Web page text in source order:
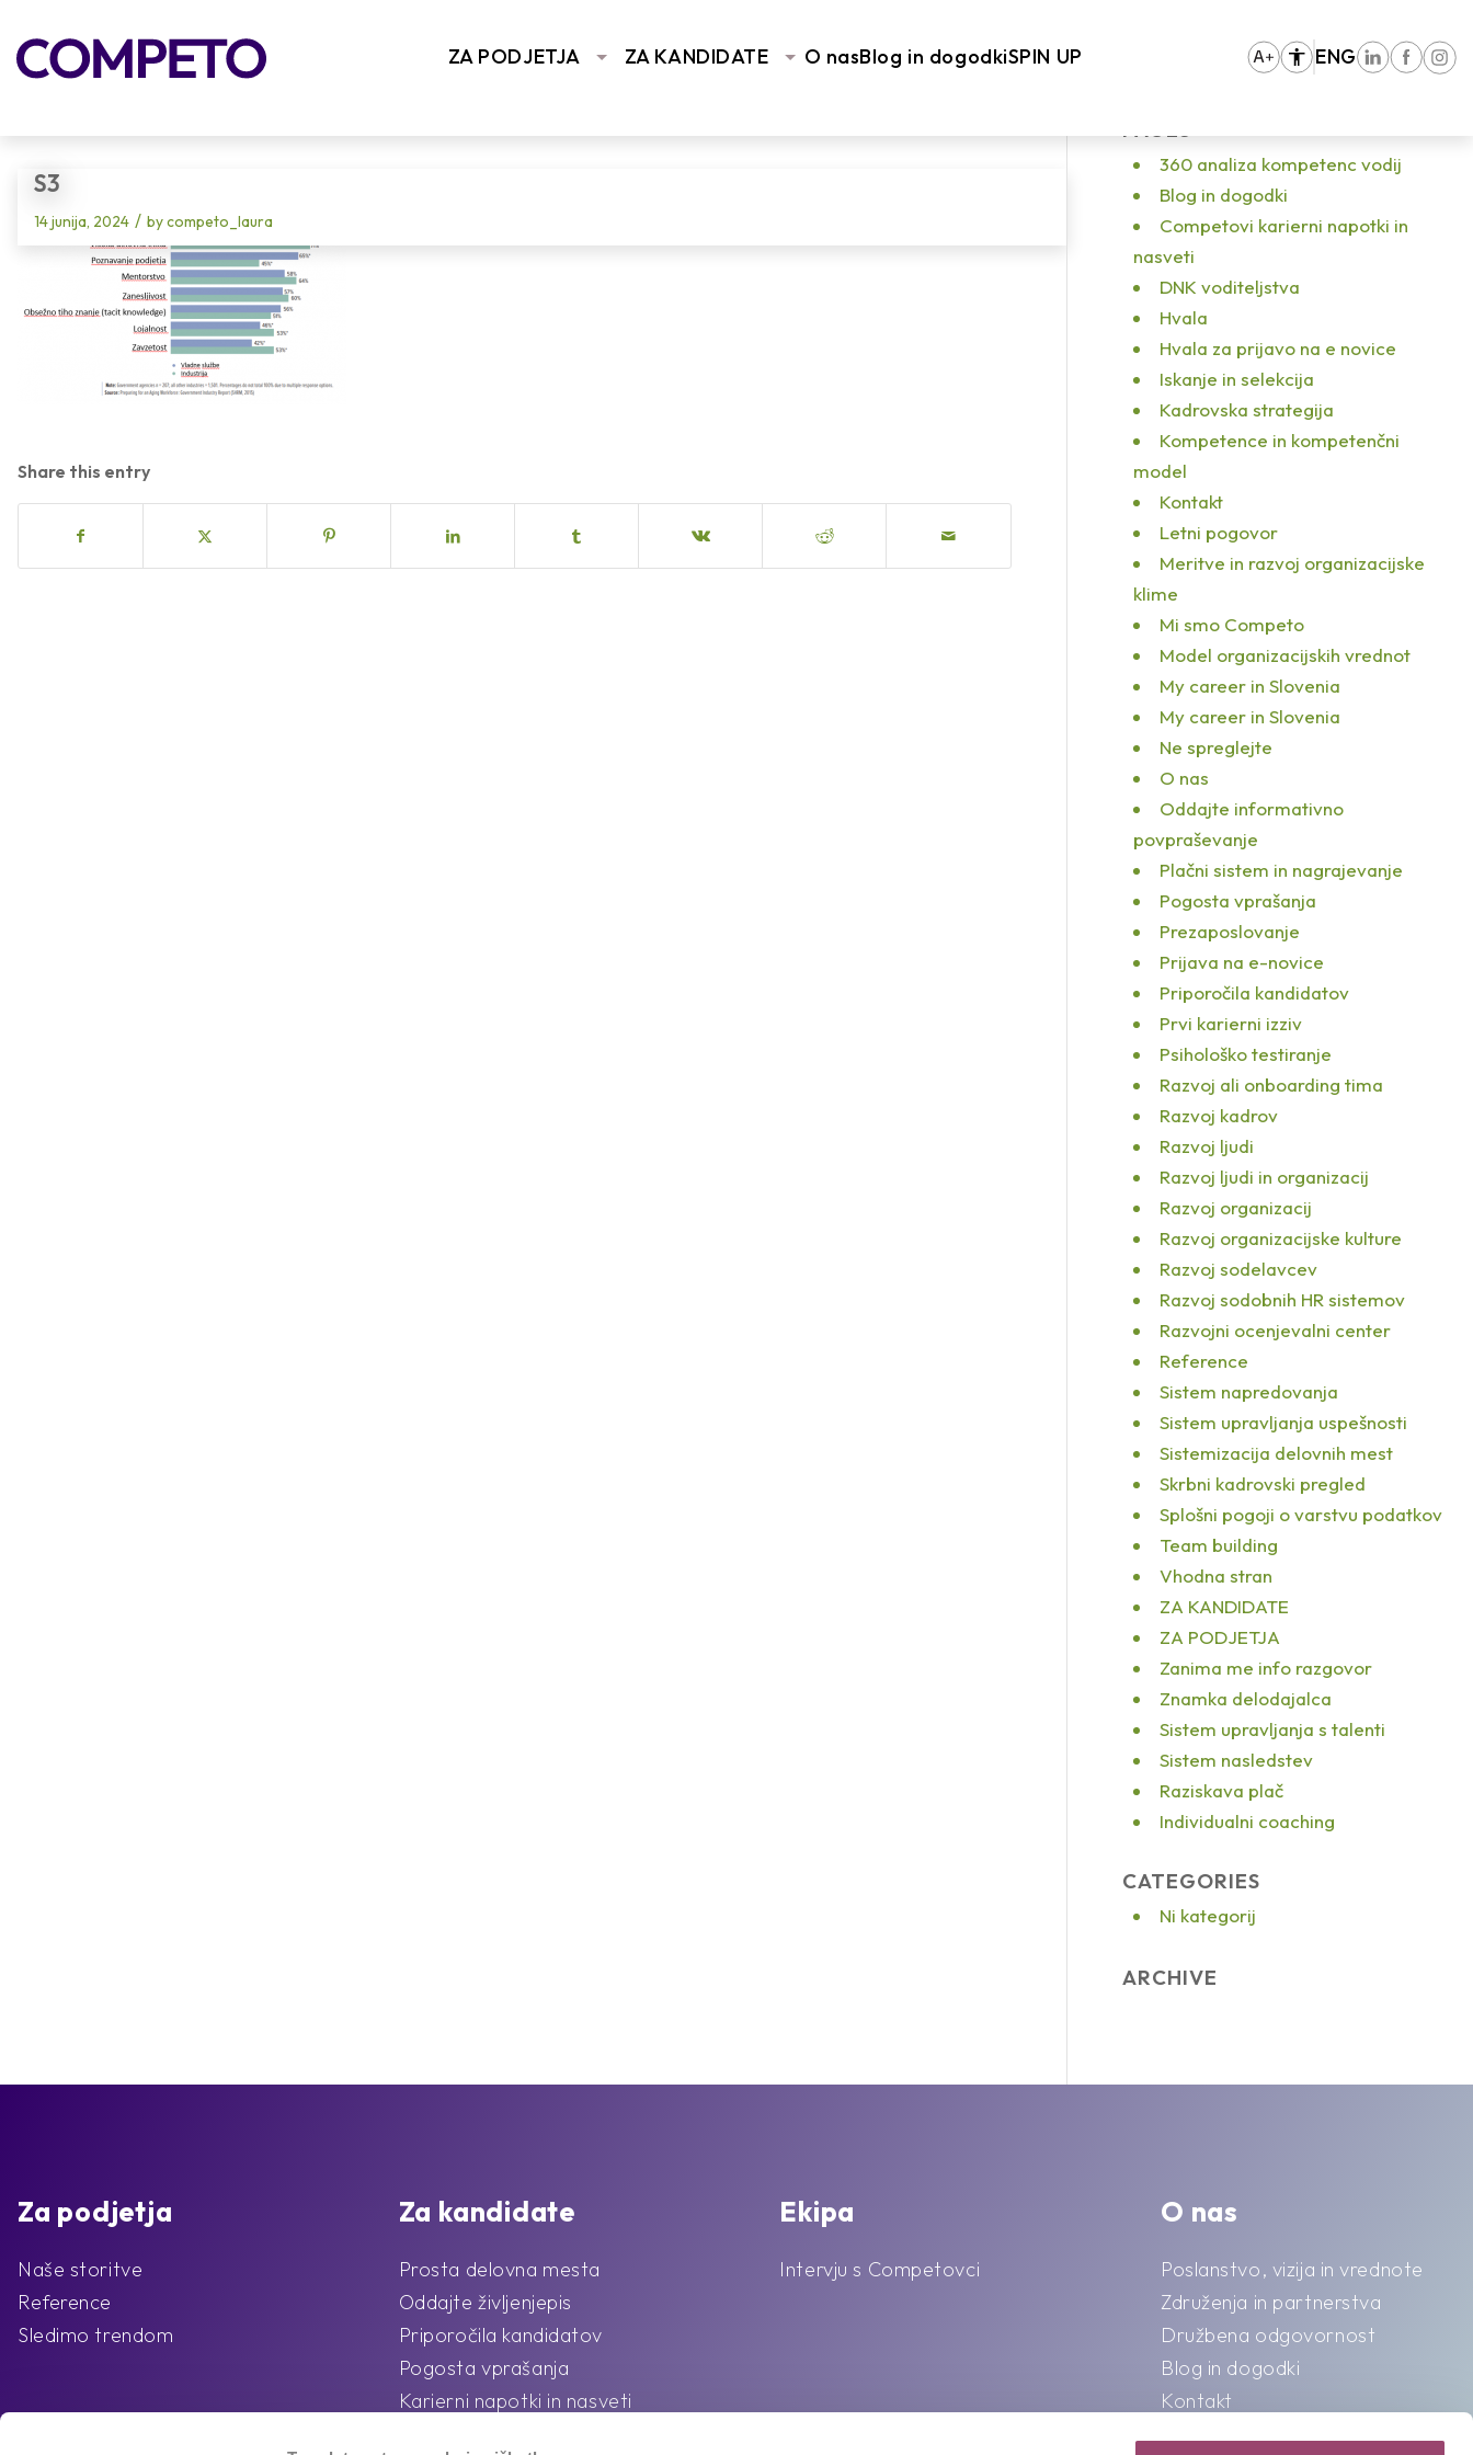
ZA PODJETJA ZA KANDIDATE O nasBlog in dogodkiSPIN UP ENG
S3
14 junija, 2024 / bycompeto_laura
Share this entry
PAGES
360 analiza kompetenc vodij
Blog in dogodki
Competovi karierni napotki in
nasveti
DNK voditeljstva
Hvala
Hvala za prijavo na e novice
Iskanje in selekcija
Kadrovska strategija
Kompetence in kompetenčni
model
Kontakt
Letni pogovor
Meritve in razvoj organizacijske
klime
Mi smo Competo
Model organizacijskih vrednot
My career in Slovenia
My career in Slovenia
Ne spreglejte
O nas
Oddajte informativno
povpraševanje
Plačni sistem in nagrajevanje
Pogosta vprašanja
Prezaposlovanje
Prijava na e-novice
Priporočila kandidatov
Prvi karierni izziv
Psihološko testiranje
Razvoj ali onboarding tima
Razvoj kadrov
Razvoj ljudi
Razvoj ljudi in organizacij
Razvoj organizacij
Razvoj organizacijske kulture
Razvoj sodelavcev
Razvoj sodobnih HR sistemov
Razvojni ocenjevalni center
Reference
Sistem napredovanja
Sistem upravljanja uspešnosti
Sistemizacija delovnih mest
Skrbni kadrovski pregled
Splošni pogoji o varstvu podatkov
Team building
Vhodna stran
ZA KANDIDATE
ZA PODJETJA
Zanima me info razgovor
Znamka delodajalca
Sistem upravljanja s talenti
Sistem nasledstev
Raziskava plač
Individualni coaching
CATEGORIES
Ni kategorij
ARCHIVE
Za podjetja
Naše storitve
Reference
Sledimo trendom
Za kandidate
Prosta delovna mesta
Oddajte življenjepis
Priporočila kandidatov
Pogosta vprašanja
Karierni napotki in nasveti
Ekipa
Intervju s Competovci
O nas
Poslanstvo, vizija in vrednote
Združenja in partnerstva
Družbena odgovornost
Blog in dogodki
Kontakt